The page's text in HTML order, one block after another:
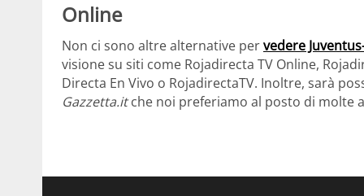
Online
Non ci sono altre alternative pervedere
visione su siti come Rojadirecta TV Online,
Directa En Vivo o RojadirectaTV. Inoltre, sarà
Gazzetta.itche noi preferiamo al posto di molte